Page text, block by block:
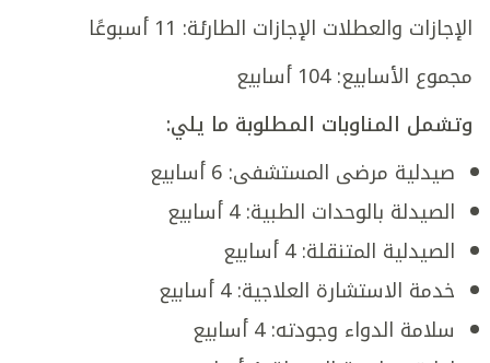
الإجازات والعطلات الإجازات الطارئة: 11 أسبوعًا
مجموع الأسابيع: 104 أسابيع
وتشمل المناوبات المطلوبة ما يلي:
صيدلية مرضى المستشفى: 6 أسابيع
الصيدلة بالوحدات الطبية: 4 أسابيع
الصيدلية المتنقلة: 4 أسابيع
خدمة الاستشارة العلاجية: 4 أسابيع
سلامة الدواء وجودته: 4 أسابيع